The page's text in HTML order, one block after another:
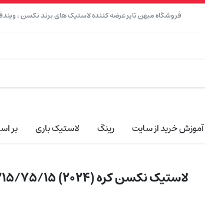
فروشگاه میهن تایر عرضه کننده لاستیک های برند نکسن ،
آموزش خرید از سایت رینگ لاستیک باری بر
لاستیک نکسن کره (2024) 215/75/15 مدل NPRIZE AH5